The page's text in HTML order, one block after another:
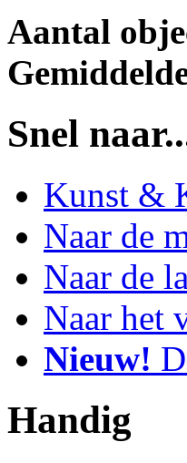
Aantal
Snel
Kunst &
Naar de
Naar de
Naar het
Nieuw!
Handig